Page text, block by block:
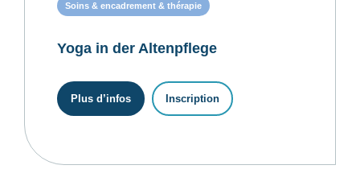
Soins & encadrement & thérapie
Yoga in der Altenpflege
Plus d’infos Inscription